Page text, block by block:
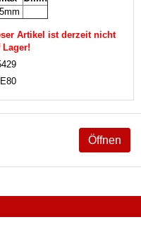
Artikel ist derzeit nicht
Lager!
Öffnen